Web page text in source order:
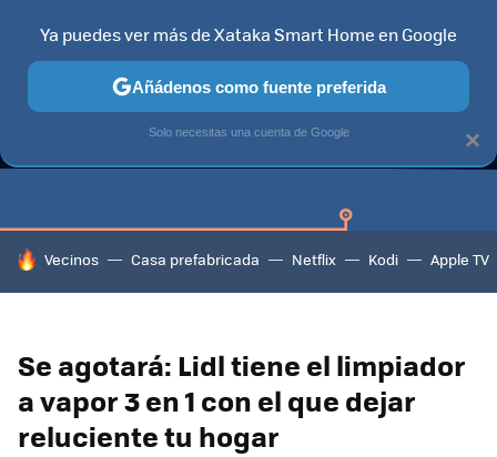
GUÍAS DE COMPRA CAZANDO GANGAS OFERTAS EN
HOY SE HABLA DE
Vecinos Casa prefabricada Netflix Kodi Apple TV
Se agotará: Lidl tiene el limpiador
a vapor 3 en 1 con el que dejar
reluciente tu hogar
×
Ya puedes ver más de Xataka Smart Home en Google
Añádenos como fuente preferida
Solo necesitas una cuenta de Google